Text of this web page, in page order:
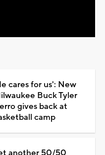
cares for us': New
Buck Tyler
gives back at
camp